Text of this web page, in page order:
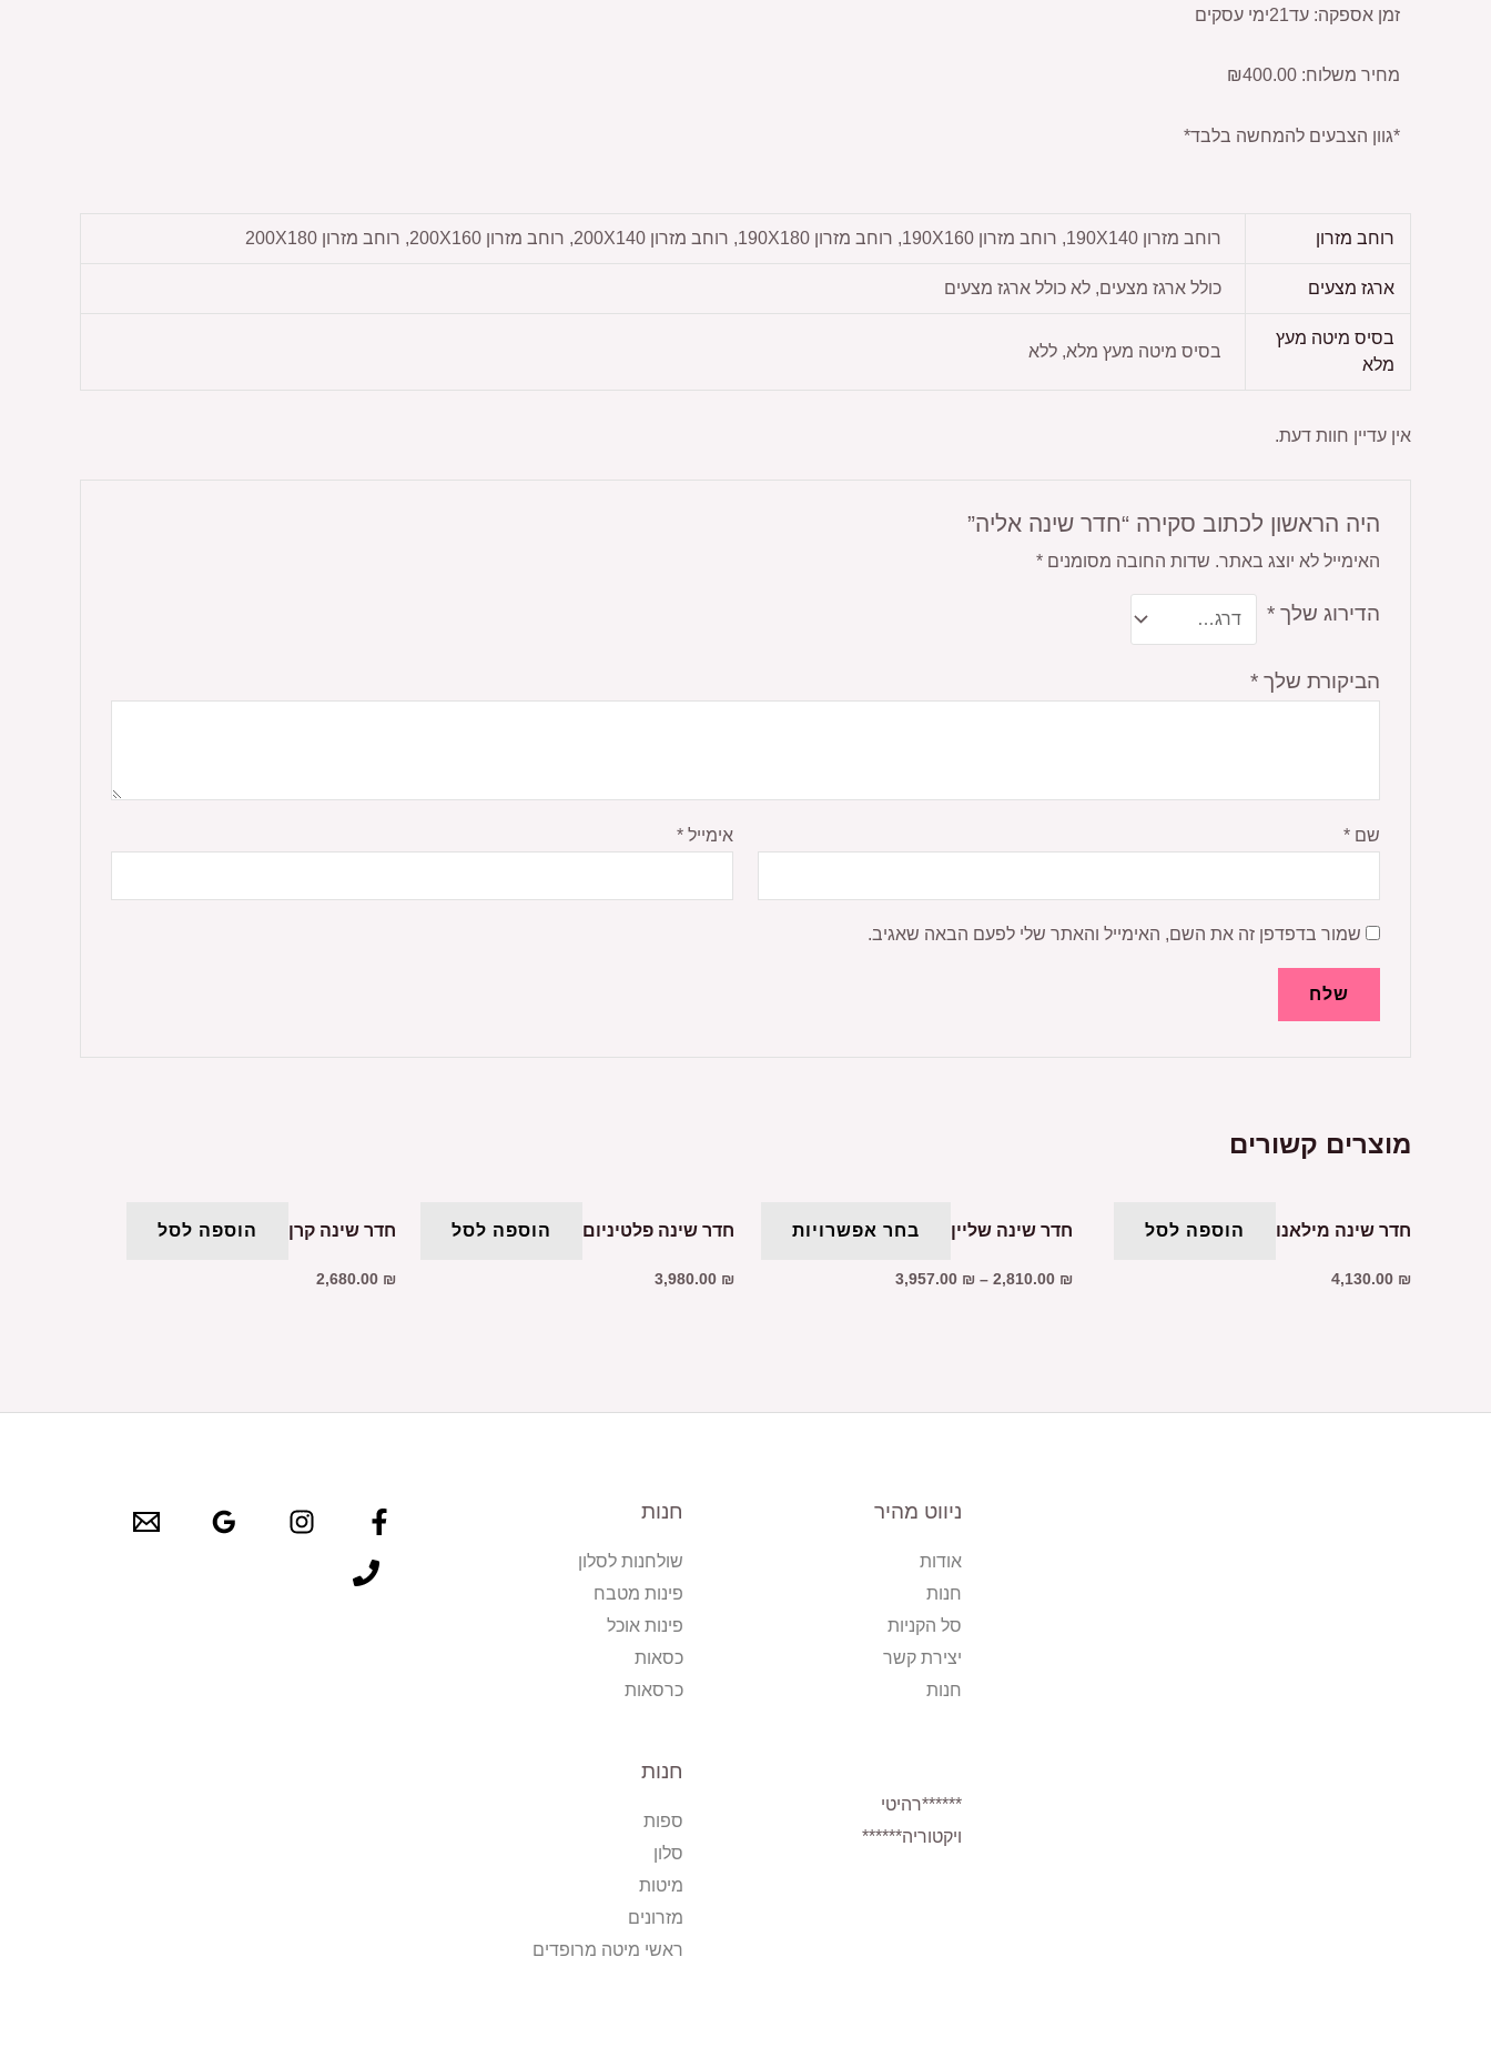
זמן אספקה: עד21ימי עסקים
מחיר משלוח: ₪400.00
*גוון הצבעים להמחשה בלבד*
רוחב מזרון רוחב מזרון 190X140, רוחב מזרון 190X160, רוחב מזרון 190X180, רוחב מזרון 200X140, רוחב מזרון 200X160, רוחב מזרון 200X180
ארגז מצעים כולל ארגז מצעים, לא כולל ארגז מצעים
בסיס מיטה מעץ
מלא
בסיס מיטה מעץ מלא, ללא
אין עדיין חוות דעת.
היה הראשון לכתוב סקירה “חדר שינה אליה”
האימייל לא יוצג באתר. שדות החובה מסומנים *
הדירוג שלך *
הביקורת שלך *
שם * אימייל*
שמור בדפדפן זה את השם, האימייל והאתר שלי לפעם הבאה שאגיב.
מוצרים קשורים
חדר שינה מילאנו הוספה לסל
4,130.00 ₪
חדר שינה שליין בחר אפשרויות
2,810.00 ₪
–
3,957.00 ₪
חדר שינה פלטיניום הוספה לסל
3,980.00 ₪
חדר שינה קרן הוספה לסל
2,680.00 ₪
ניווט מהיר
אודות
חנות
סל הקניות
יצירת קשר
חנות
******רהיטי
ויקטוריה******
חנות
שולחנות לסלון
פינות מטבח
פינות אוכל
כסאות
כרסאות
חנות
ספות
סלון
מיטות
מזרונים
ראשי מיטה מרופדים